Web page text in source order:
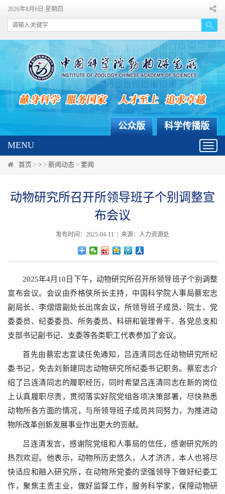
2026年8月6日 星期四
科学传播版
公众版
MENU
首页 > > > 新闻动态 > 要闻
动物研究所召开所领导班子个别调整宣
布会议
发布时间：2025-04-11 | 来源：人力资源处
2025年4月10日下午，动物研究所召开所领导班子个别调整
宣布会议。会议由乔格侠所长主持，中国科学院人事局蔡宏志
副局长、李熠熠副处长出席会议，所领导班子成员、院士、党
委委员、纪委委员、所务委员、科研和管理骨干、各党总支和
支部书记副书记、支委等各类职工代表参加了会议。
首先由蔡宏志宣读任免通知，吕连清同志任动物研究所纪
委书记，免去刘新建同志动物研究所纪委书记职务。蔡宏志介
绍了吕连清同志的履职经历，同时希望吕连清同志在新的岗位
上认真履职尽责，贯彻落实好院党组各项决策部署，尽快熟悉
动物所各方面的情况，与所领导班子成员共同努力，为推进动
物所改革创新发展事业作出更大的贡献。
吕连清发言，感谢院党组和人事局的信任，感谢研究所的
热烈欢迎。他表示，动物所历史悠久，人才济济，本人也将尽
快适应和融入研究所，在动物所党委的坚强领导下做好纪委工
作，聚焦主责主业，做好监督工作，服务科学家，保障动物研